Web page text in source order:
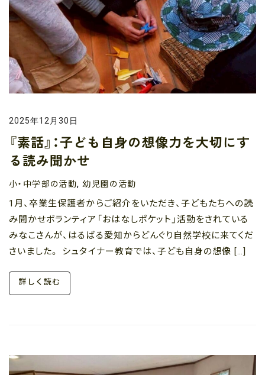
2025年12月30日
『素話』：子ども自身の想像力を大切にす
る読み聞かせ
小・中学部の活動,幼児園の活動
1月、卒業生保護者からご紹介をいただき、子どもたちへの読
み聞かせボランティア「おはなしポケット」活動をされている
みなこさんが、はるばる愛知からどんぐり自然学校に来てくだ
さいました。 シュタイナー教育では、子ども自身の想像 […]
詳しく読む